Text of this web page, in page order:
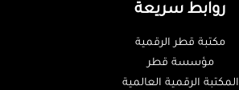
روابط سريعة
مكتبة قطر الرقمية
مؤسسة قطر
المكتبة الرقمية العالمية